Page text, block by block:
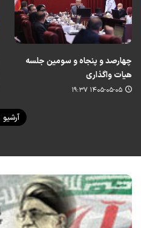
چهارصد و پنجاه و سومین جلسه
هیات واگذاری
۱۴۰۵-۰۵-۰۵ ۱۹:۳۷
آرشیو